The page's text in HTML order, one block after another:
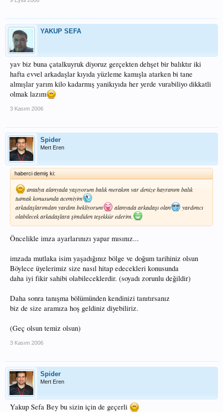
YAKUP SEFA
yav biz buna çatalkuyruk diyoruz gerçekten dehşet bir balıktır iki
hafta evvel arkadaşlar kıyıda yüzleme kamışla atarken bi tane
almışlar yarım kilo kadarmış yanikıyıda her yerde vurabiliyo dikkatli
olmak lazım
3 Kasım 2006
Spider
Mert Eren
haberci demiş ki:
antalya alanyada yaşıyorum balık merakım var denize hayranım balık
tutmak konusunda acemiyim
arkadaşlarımdan yardım bekliyorum
alanyada arkadaşı olan
yardımcı
olabilecek arkadaşlara şimdiden teşekkür ederim.
Öncelikle imza ayarlarınızı yapar mısınız...
imzada mutlaka isim yaşadığınız bölge ve doğum tarihiniz olsun
Böylece üyelerimiz size nasıl hitap edecekleri konusunda
daha iyi fikir sahibi olabileceklerdir. (soyadı zorunlu değildir)
Daha sonra tanışma bölümünden kendinizi tanıtırsanız
biz de size aramıza hoş geldiniz diyebiliriz.
(Geç olsun temiz olsun)
3 Kasım 2006
Spider
Mert Eren
Yakup Sefa Bey bu sizin için de geçerli